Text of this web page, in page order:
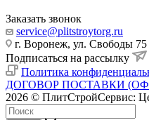
Заказать звонок
service@plitstroytorg.ru
г. Воронеж, ул. Свободы
Подписаться на рассылку
Политика
ДОГОВОР ПОСТАВКИ
2026 © ПлитСтройСервис: